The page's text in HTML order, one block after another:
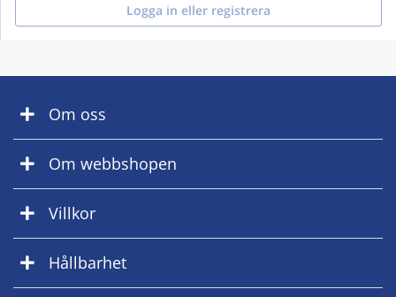
Logga in eller registrera
Om oss
Om webbshopen
Villkor
Hållbarhet